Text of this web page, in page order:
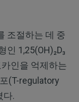
조절하는 데 중
인 1,25(OH)₂D₃
인을 억제하는
(T-regulatory
다.